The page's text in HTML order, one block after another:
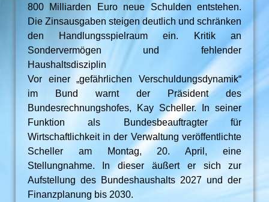
800 Milliarden Euro neue Schulden entstehen.
Die Zinsausgaben steigen deutlich und schränken
den Handlungsspielraum ein. Kritik an
Sondervermögen und fehlender
Haushaltsdisziplin
Vor einer „gefährlichen Verschuldungsdynamik“
im Bund warnt der Präsident des
Bundesrechnungshofes, Kay Scheller. In seiner
Funktion als Bundesbeauftragter für
Wirtschaftlichkeit in der Verwaltung veröffentlichte
Scheller am Montag, 20. April, eine
Stellungnahme. In dieser äußert er sich zur
Aufstellung des Bundeshaushalts 2027 und der
Finanzplanung bis 2030.